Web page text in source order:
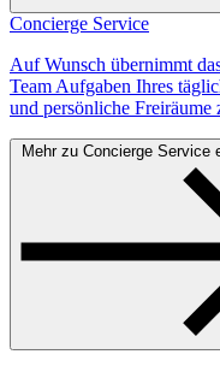
Concierge Service
Auf Wunsch übernimmt
Team Aufgaben Ihres
und persönliche Freiräume